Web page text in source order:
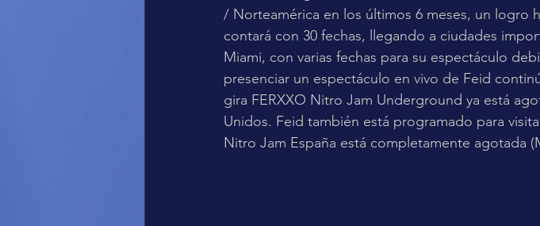
/ Norteamérica en los últimos 6 meses, un logro
contará con 30 fechas, llegando a ciudades
Miami, con varias fechas para su espectáculo
presenciar un espectáculo en vivo de Feid
gira FERXXO Nitro Jam Underground ya está
Unidos. Feid también está programado para
Nitro Jam España está completamente agotada